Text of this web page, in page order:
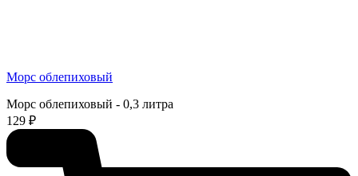
Морс облепиховый
Морс облепиховый - 0,3 литра
129 ₽